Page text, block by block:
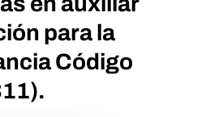
para la
Código